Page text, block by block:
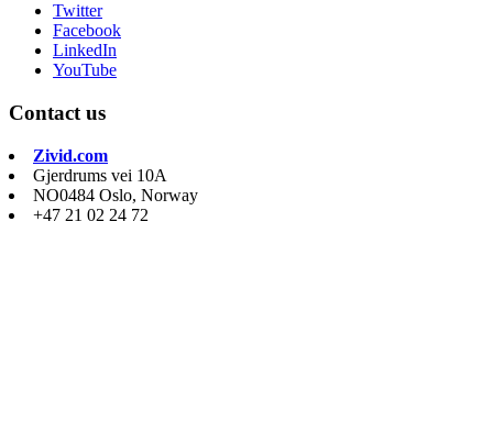
Twitter
Facebook
LinkedIn
YouTube
Contact us
Zivid.com
Gjerdrums vei 10A
NO0484 Oslo, Norway
+47 21 02 24 72